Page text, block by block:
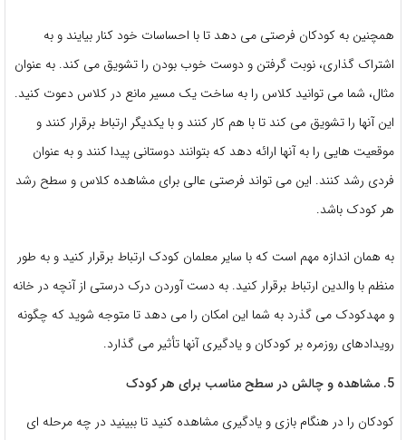
همچنین به کودکان فرصتی می دهد تا با احساسات خود کنار بیایند و به
اشتراک گذاری، نوبت گرفتن و دوست خوب بودن را تشویق می کند. به عنوان
مثال، شما می توانید کلاس را به ساخت یک مسیر مانع در کلاس دعوت کنید.
این آنها را تشویق می کند تا با هم کار کنند و با یکدیگر ارتباط برقرار کنند و
موقعیت هایی را به آنها ارائه دهد که بتوانند دوستانی پیدا کنند و به عنوان
فردی رشد کنند. این می تواند فرصتی عالی برای مشاهده کلاس و سطح رشد
هر کودک باشد.
به همان اندازه مهم است که با سایر معلمان کودک ارتباط برقرار کنید و به طور
منظم با والدین ارتباط برقرار کنید. به دست آوردن درک درستی از آنچه در خانه
و مهدکودک می گذرد به شما این امکان را می دهد تا متوجه شوید که چگونه
رویدادهای روزمره بر کودکان و یادگیری آنها تأثیر می گذارد.
5. مشاهده و چالش در سطح مناسب برای هر کودک
کودکان را در هنگام بازی و یادگیری مشاهده کنید تا ببینید در چه مرحله ای